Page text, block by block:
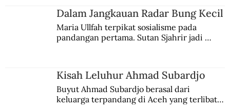
Jules Verne, Multatuli, hingga Sun Yat-sen.
Dalam Jangkauan Radar Bung Kecil
Maria Ullfah terpikat sosialisme pada
pandangan pertama. Sutan Sjahrir jadi
Kisah Leluhur Ahmad Subardjo
Buyut Ahmad Subardjo berasal dari
keluarga terpandang di Aceh yang terlibat